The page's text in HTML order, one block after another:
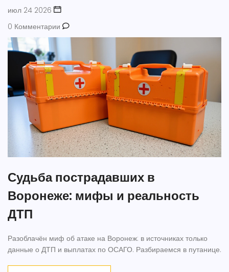
июл 24 2026
0 Комментарии
Судьба пострадавших в
Воронеже: мифы и реальность
ДТП
Разоблачён миф об атаке на Воронеж: в источниках только
данные о ДТП и выплатах по ОСАГО. Разбираемся в путанице.